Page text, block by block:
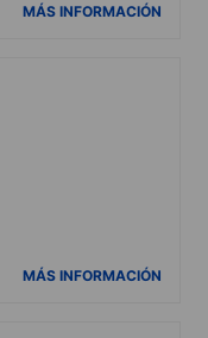
MÁS INFORMACIÓN
MÁS INFORMACIÓN